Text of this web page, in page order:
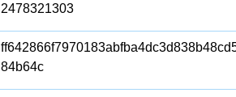
2478321303
84b64c